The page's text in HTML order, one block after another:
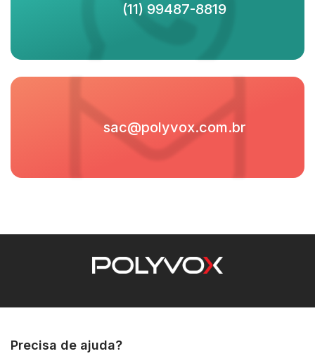
(11) 99487-8819
sac@polyvox.com.br
Precisa de ajuda?